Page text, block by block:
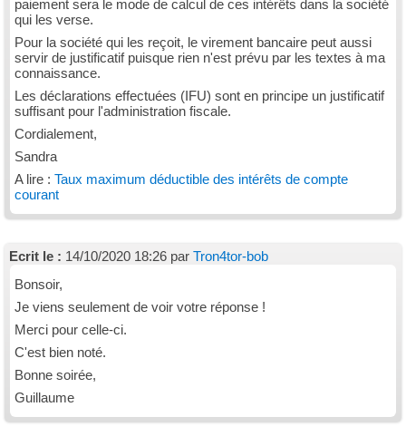
paiement sera le mode de calcul de ces intérêts dans la société
qui les verse.
Pour la société qui les reçoit, le virement bancaire peut aussi
servir de justificatif puisque rien n'est prévu par les textes à ma
connaissance.
Les déclarations effectuées (IFU) sont en principe un justificatif
suffisant pour l'administration fiscale.
Cordialement,
Sandra
A lire : Taux maximum déductible des intérêts de compte
courant
Ecrit le : 14/10/2020 18:26 par Tron4tor-bob
Bonsoir,
Je viens seulement de voir votre réponse !
Merci pour celle-ci.
C'est bien noté.
Bonne soirée,
Guillaume